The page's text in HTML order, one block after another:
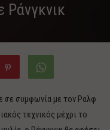
Ράνγκνικ
σε συμφωνία με τον Ραλφ
τεχνικός μέχρι το